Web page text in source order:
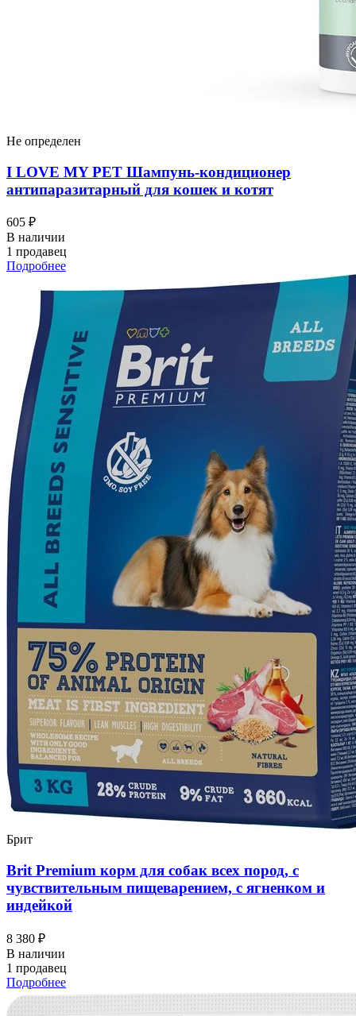
Не определен
I LOVЕ MY PET Шампунь-кондиционер
антипаразитарный для кошек и котят
605 ₽
В наличии
1 продавец
Подробнее
Брит
Brit Premium корм для собак всех пород, с
чувствительным пищеварением, с ягненком и
индейкой
8 380 ₽
В наличии
1 продавец
Подробнее